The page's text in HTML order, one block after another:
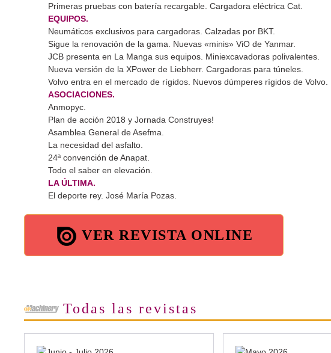
Primeras pruebas con batería recargable. Cargadora eléctrica Cat.
EQUIPOS.
Neumáticos exclusivos para cargadoras. Calzadas por BKT.
Sigue la renovación de la gama. Nuevas «minis» ViO de Yanmar.
JCB presenta en La Manga sus equipos. Miniexcavadoras polivalentes.
Nueva versión de la XPower de Liebherr. Cargadoras para túneles.
Volvo entra en el mercado de rígidos. Nuevos dúmperes rígidos de Volvo.
ASOCIACIONES.
Anmopyc.
Plan de acción 2018 y Jornada Construyes!
Asamblea General de Asefma.
La necesidad del asfalto.
24ª convención de Anapat.
Todo el saber en elevación.
LA ÚLTIMA.
El deporte rey. José María Pozas.
VER REVISTA ONLINE
Todas las revistas